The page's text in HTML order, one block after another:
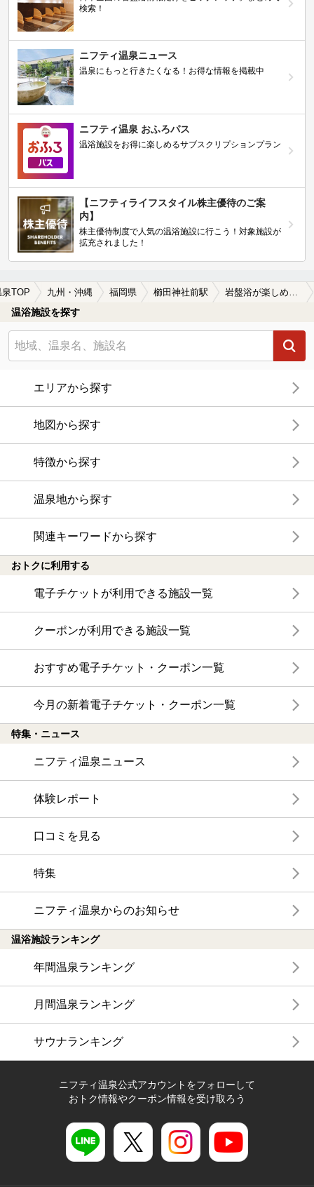
検索！
ニフティ温泉ニュース
温泉にもっと行きたくなる！お得な情報を掲載中
ニフティ温泉 おふろパス
温浴施設をお得に楽しめるサブスクリプションプラン
【ニフティライフスタイル株主優待のご案
内】
株主優待制度で人気の温浴施設に行こう！対象施設が
拡充されました！
泉TOP 九州・沖縄 福岡県 櫛田神社前駅
温浴施設を探す
エリアから探す
地図から探す
特徴から探す
温泉地から探す
関連キーワードから探す
おトクに利用する
電子チケットが利用できる施設一覧
クーポンが利用できる施設一覧
おすすめ電子チケット・クーポン一覧
今月の新着電子チケット・クーポン一覧
特集・ニュース
ニフティ温泉ニュース
体験レポート
口コミを見る
特集
ニフティ温泉からのお知らせ
温浴施設ランキング
年間温泉ランキング
月間温泉ランキング
サウナランキング
ニフティ温泉公式アカウントをフォローして
おトク情報やクーポン情報を受け取ろう